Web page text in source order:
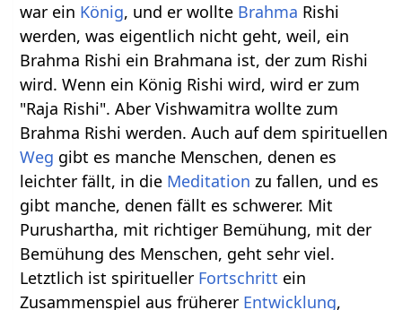
war ein König, und er wollte Brahma Rishi
werden, was eigentlich nicht geht, weil, ein
Brahma Rishi ein Brahmana ist, der zum Rishi
wird. Wenn ein König Rishi wird, wird er zum
"Raja Rishi". Aber Vishwamitra wollte zum
Brahma Rishi werden. Auch auf dem spirituellen
Weg gibt es manche Menschen, denen es
leichter fällt, in die Meditation zu fallen, und es
gibt manche, denen fällt es schwerer. Mit
Purushartha, mit richtiger Bemühung, mit der
Bemühung des Menschen, geht sehr viel.
Letztlich ist spiritueller Fortschritt ein
Zusammenspiel aus früherer Entwicklung,